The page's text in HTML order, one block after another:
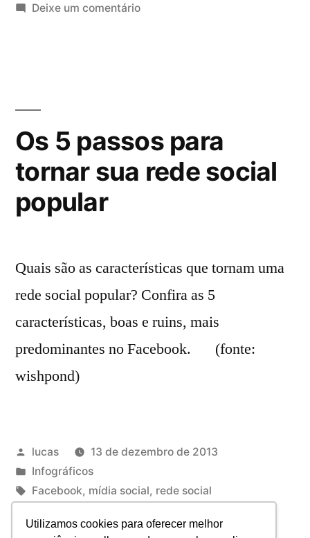
Utilizamos cookies para oferecer melhor
Deixe um comentário
Os 5 passos para
tornar sua rede social
popular
Quais são as características que tornam uma
rede social popular? Confira as 5
características, boas e ruins, mais
predominantes no Facebook. (fonte:
wishpond)
lucas
13 de dezembro de 2013
Infográficos
Facebook, mídia social, rede social